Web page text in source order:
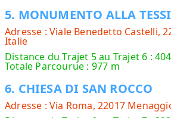
5. MONUMENTO ALLA
Adresse : Viale Benedetto Castelli,
Italie
Distance du Trajet 5 au Trajet 6 :
Totale Parcourue : 977 m
6. CHIESA DI SAN ROCCO
Adresse : Via Roma, 22017